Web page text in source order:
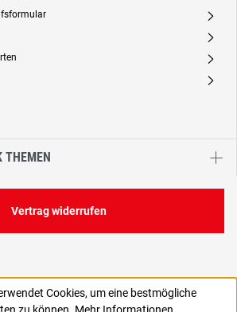
A
A
A
A
THEMEN
Vertrag widerrufen
Cookies, um eine bestmögliche